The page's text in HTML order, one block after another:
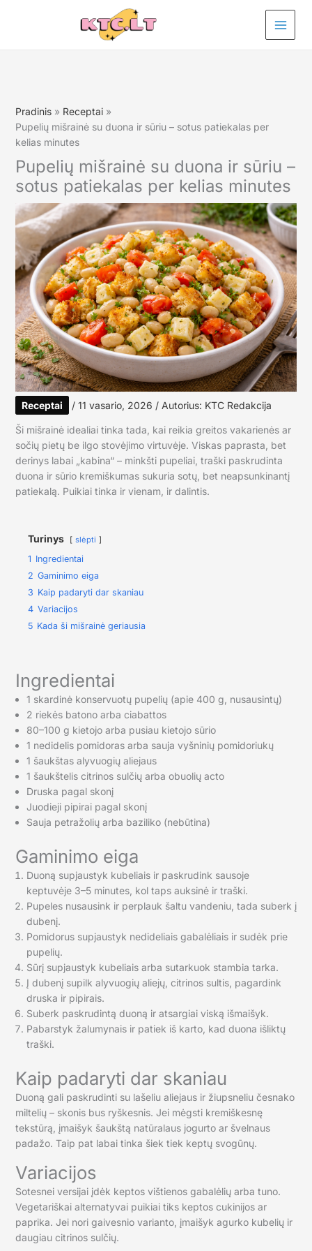
Pradinis
Receptai
Pupelių mišrainė su duona ir sūriu – sotus patiekalas per
kelias minutes
Pupelių mišrainė su duona ir sūriu –
sotus patiekalas per kelias minutes
Receptai / 11 vasario, 2026 / Autorius: KTC Redakcija
Ši mišrainė idealiai tinka tada, kai reikia greitos vakarienės ar
sočių pietų be ilgo stovėjimo virtuvėje. Viskas paprasta, bet
derinys labai „kabina“ – minkšti pupeliai, traški paskrudinta
duona ir sūrio kremiškumas sukuria sotų, bet neapsunkinantį
patiekalą. Puikiai tinka ir vienam, ir dalintis.
Turinys slėpti
1 Ingredientai
2 Gaminimo eiga
3 Kaip padaryti dar skaniau
4 Variacijos
5 Kada ši mišrainė geriausia
Ingredientai
1 skardinė konservuotų pupelių (apie 400 g, nusausintų)
2 riekės batono arba ciabattos
80–100 g kietojo arba pusiau kietojo sūrio
1 nedidelis pomidoras arba sauja vyšninių pomidoriukų
1 šaukštas alyvuogių aliejaus
1 šaukštelis citrinos sulčių arba obuolių acto
Druska pagal skonį
Juodieji pipirai pagal skonį
Sauja petražolių arba baziliko (nebūtina)
Gaminimo eiga
Duoną supjaustyk kubeliais ir paskrudink sausoje
keptuvėje 3–5 minutes, kol taps auksinė ir traški.
Pupeles nusausink ir perplauk šaltu vandeniu, tada suberk į
dubenį.
Pomidorus supjaustyk nedideliais gabalėliais ir sudėk prie
pupelių.
Sūrį supjaustyk kubeliais arba sutarkuok stambia tarka.
Į dubenį supilk alyvuogių aliejų, citrinos sultis, pagardink
druska ir pipirais.
Suberk paskrudintą duoną ir atsargiai viską išmaišyk.
Pabarstyk žalumynais ir patiek iš karto, kad duona išliktų
traški.
Kaip padaryti dar skaniau
Duoną gali paskrudinti su lašeliu aliejaus ir žiupsneliu česnako
miltelių – skonis bus ryškesnis. Jei mėgsti kremiškesnę
tekstūrą, įmaišyk šaukštą natūralaus jogurto ar švelnaus
padažo. Taip pat labai tinka šiek tiek keptų svogūnų.
Variacijos
Sotesnei versijai įdėk keptos vištienos gabalėlių arba tuno.
Vegetariškai alternatyvai puikiai tiks keptos cukinijos ar
paprika. Jei nori gaivesnio varianto, įmaišyk agurko kubelių ir
daugiau citrinos sulčių.